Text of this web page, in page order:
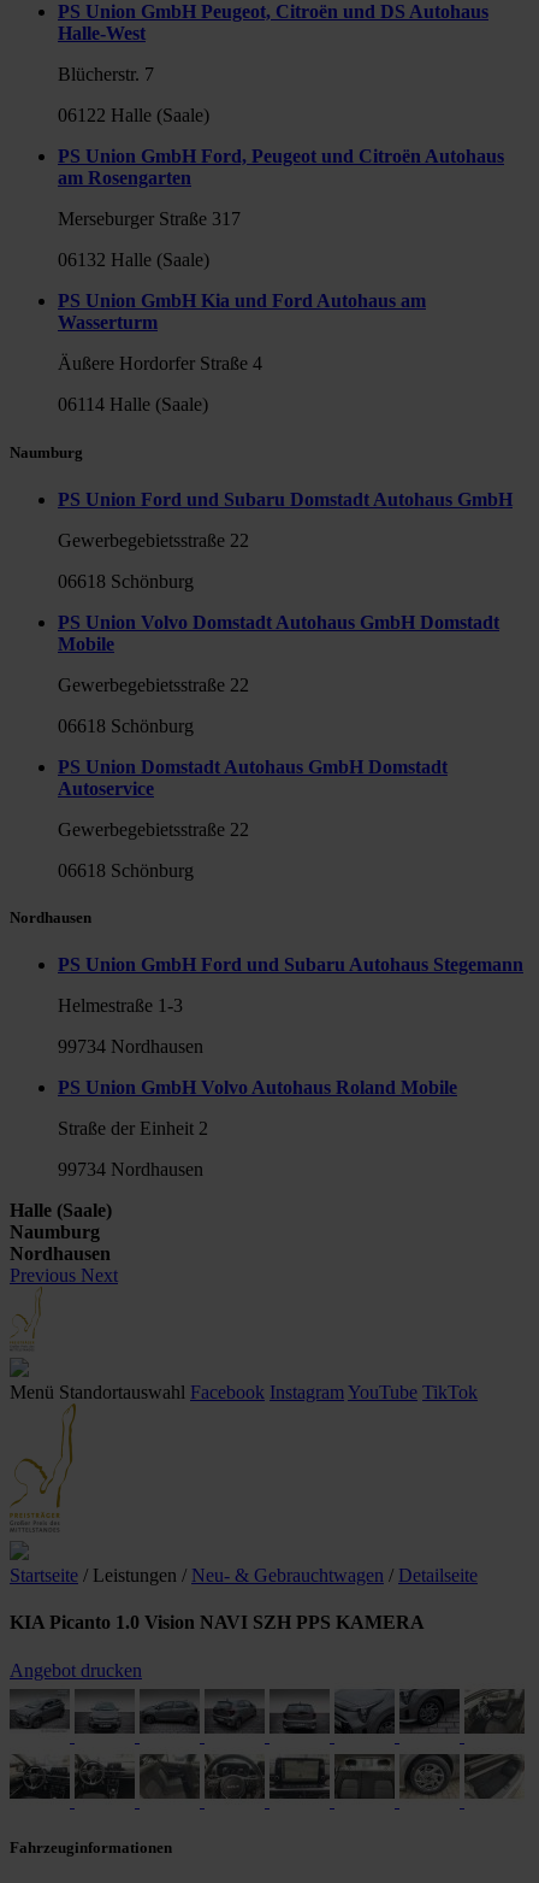
PS Union GmbH Peugeot, Citroën und DS Autohaus
Halle-West
Blücherstr. 7
06122 Halle (Saale)
PS Union GmbH Ford, Peugeot und Citroën Autohaus
am Rosengarten
Merseburger Straße 317
06132 Halle (Saale)
PS Union GmbH Kia und Ford Autohaus am
Wasserturm
Äußere Hordorfer Straße 4
06114 Halle (Saale)
Naumburg
PS Union Ford und Subaru Domstadt Autohaus GmbH
Gewerbegebietsstraße 22
06618 Schönburg
PS Union Volvo Domstadt Autohaus GmbH Domstadt
Mobile
Gewerbegebietsstraße 22
06618 Schönburg
PS Union Domstadt Autohaus GmbH Domstadt
Autoservice
Gewerbegebietsstraße 22
06618 Schönburg
Nordhausen
PS Union GmbH Ford und Subaru Autohaus Stegemann
Helmestraße 1-3
99734 Nordhausen
PS Union GmbH Volvo Autohaus Roland Mobile
Straße der Einheit 2
99734 Nordhausen
Halle (Saale)
Naumburg
Nordhausen
Previous Next
Menü Standortauswahl Facebook Instagram YouTube TikTok
Startseite / Leistungen / Neu- & Gebrauchtwagen / Detailseite
KIA Picanto 1.0 Vision NAVI SZH PPS KAMERA
Angebot drucken
Fahrzeuginformationen